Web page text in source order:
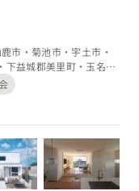
大分県 (4)宮崎県 (1)
市・菊池市・宇土市・
下益城郡美里町・玉名郡
水町・菊池郡大津町・
阿蘇郡産山村・阿蘇郡
郡御船町・上益城郡嘉
城郡山都町・八代郡氷川
町・球磨郡多良木町・球
磨郡五木村・球磨郡山江
苓北町、福岡県: 大牟田
野市・みやま市